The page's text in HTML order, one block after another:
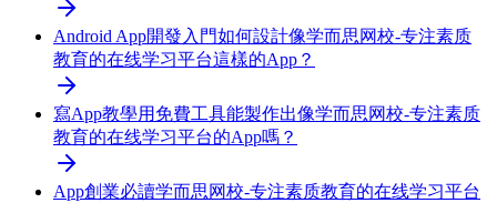
Android App開發入門如何設計像学而思网校-专注素质
教育的在线学习平台這樣的App？
寫App教學用免費工具能製作出像学而思网校-专注素质
教育的在线学习平台的App嗎？
App創業必讀学而思网校-专注素质教育的在线学习平台